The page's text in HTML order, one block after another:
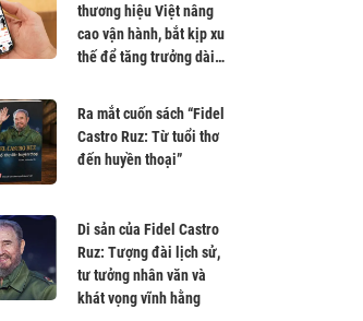
thương hiệu Việt nâng
cao vận hành, bắt kịp xu
thế để tăng trưởng dài
Ra mắt cuốn sách “Fidel
Castro Ruz: Từ tuổi thơ
đến huyền thoại”
Di sản của Fidel Castro
Ruz: Tượng đài lịch sử,
tư tưởng nhân văn và
khát vọng vĩnh hằng